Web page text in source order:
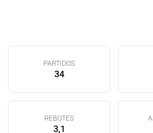
PARTIDOS
34
REBOTES
3,1